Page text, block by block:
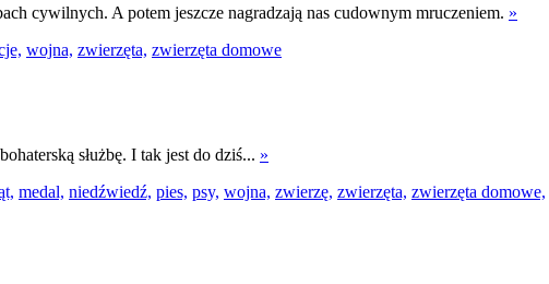
cywilnych. A potem jeszcze nagradzają nas cudownym mruczeniem. »
wojna, zwierzęta, zwierzęta domowe
służbę. I tak jest do dziś... »
medal, niedźwiedź, pies, psy, wojna, zwierzę, zwierzęta, zwierzęta domowe,